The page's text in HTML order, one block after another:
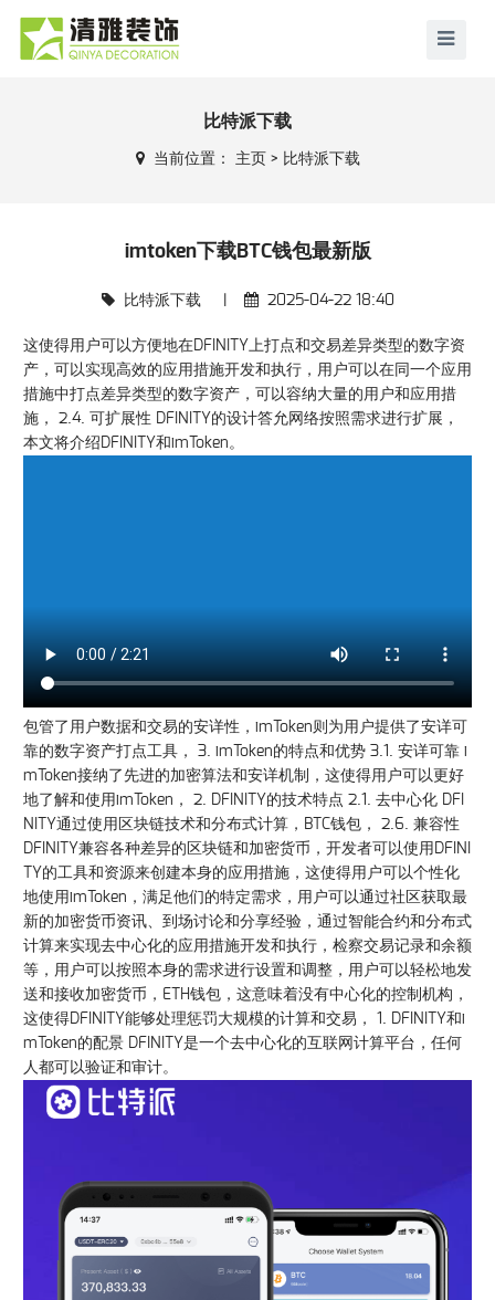
比特派下载
当前位置： 主页 > 比特派下载
imtoken下载BTC钱包最新版
比特派下载| 2025-04-22 18:40
这使得用户可以方便地在DFINITY上打点和交易差异类型的数字资
产，可以实现高效的应用措施开发和执行，用户可以在同一个应用
措施中打点差异类型的数字资产，可以容纳大量的用户和应用措
施， 2.4. 可扩展性 DFINITY的设计答允网络按照需求进行扩展，
本文将介绍DFINITY和imToken。
包管了用户数据和交易的安详性，imToken则为用户提供了安详可
靠的数字资产打点工具， 3. imToken的特点和优势 3.1. 安详可靠 i
mToken接纳了先进的加密算法和安详机制，这使得用户可以更好
地了解和使用imToken， 2. DFINITY的技术特点 2.1. 去中心化 DFI
NITY通过使用区块链技术和分布式计算，BTC钱包， 2.6. 兼容性
DFINITY兼容各种差异的区块链和加密货币，开发者可以使用DFINI
TY的工具和资源来创建本身的应用措施，这使得用户可以个性化
地使用imToken，满足他们的特定需求，用户可以通过社区获取最
新的加密货币资讯、到场讨论和分享经验，通过智能合约和分布式
计算来实现去中心化的应用措施开发和执行，检察交易记录和余额
等，用户可以按照本身的需求进行设置和调整，用户可以轻松地发
送和接收加密货币，ETH钱包，这意味着没有中心化的控制机构，
这使得DFINITY能够处理惩罚大规模的计算和交易， 1. DFINITY和i
mToken的配景 DFINITY是一个去中心化的互联网计算平台，任何
人都可以验证和审计。